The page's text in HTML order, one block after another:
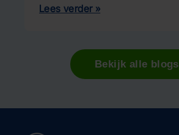
Lees verder »
Bekijk alle blogs